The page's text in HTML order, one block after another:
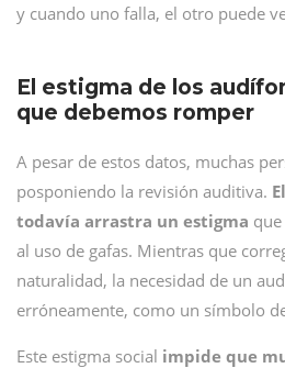
y cuando uno falla, el otro puede
El estigma de los
que debemos romper
A pesar de estos datos, muchas
posponiendo la revisión auditiva.
todavía arrastra un estigma
al uso de gafas. Mientras que
naturalidad, la necesidad de un
erróneamente, como un símbolo
Este estigma social impide que